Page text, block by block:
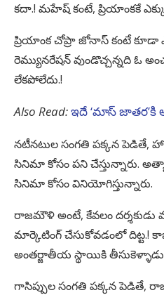
కదా.! మహేష్ కంటే, ప్రియాంకకే
ప్రియాంక చోప్రా జోనాస్ కంటే
రెమ్యునరేషన్ వుండొచ్చన్నది ఓ
లేకపోలేదు.!
Also Read:ఇదే ‘మాస్ జాతర’కి
నటీనటుల సంగతి పక్కన పెడితే,
సినిమా కోసం పని చేస్తున్నారు.
సినిమా కోసం వినియోగిస్తున్నారు.
రాజమౌళి అంటే, కేవలం
మార్కెటింగ్ చేసుకోవడంలో దిట్ట.!
అంతర్జాతీయ స్థాయికి
గాసిప్పుల సంగతి పక్కన పెడితే,